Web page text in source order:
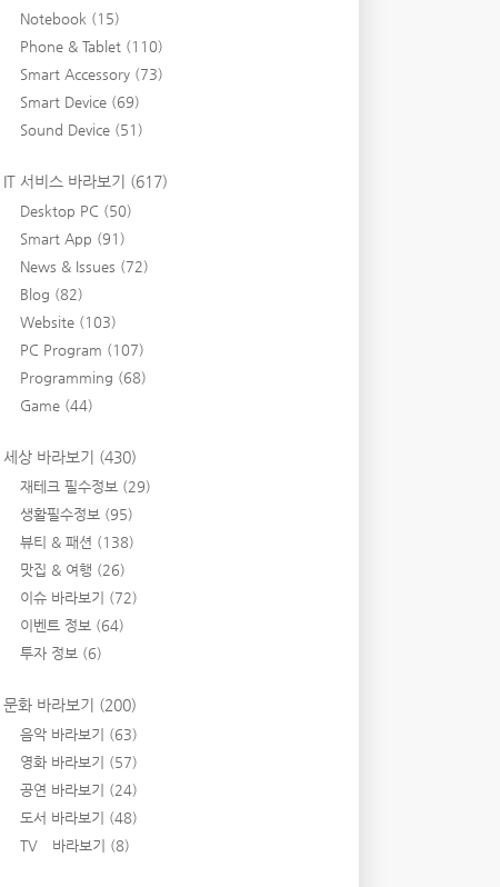
Notebook (15)
Phone & Tablet (110)
Smart Accessory (73)
Smart Device (69)
Sound Device (51)
IT 서비스 바라보기 (617)
Desktop PC (50)
Smart App (91)
News & Issues (72)
Blog (82)
Website (103)
PC Program (107)
Programming (68)
Game (44)
세상 바라보기 (430)
재테크 필수정보 (29)
생활필수정보 (95)
뷰티 & 패션 (138)
맛집 & 여행 (26)
이슈 바라보기 (72)
이벤트 정보 (64)
투자 정보 (6)
문화 바라보기 (200)
음악 바라보기 (63)
영화 바라보기 (57)
공연 바라보기 (24)
도서 바라보기 (48)
TV 바라보기 (8)